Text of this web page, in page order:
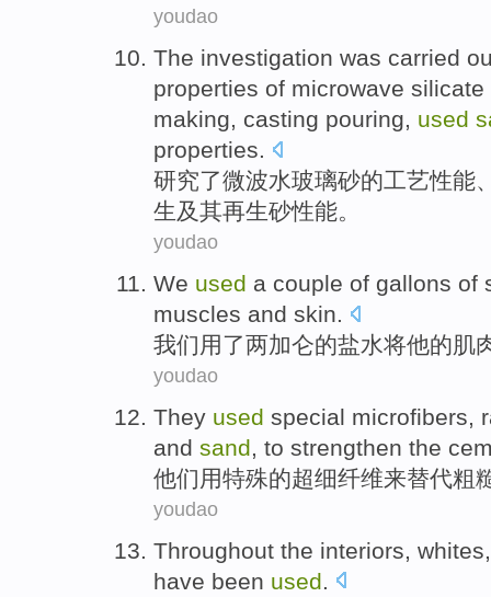
youdao
The investigation was carried
properties of microwave silicate
making, casting pouring, used
properties.
研究了微波水玻璃砂的工艺性能
生及其再生砂性能。
youdao
We used a couple of gallons of
muscles and skin.
我们用了两加仑的盐水将他的肌
youdao
They used special microfibers,
and sand, to strengthen the
他们用特殊的超细纤维来替代粗
youdao
Throughout the interiors whites
have been used